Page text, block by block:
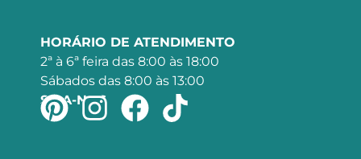
HORÁRIO DE ATENDIMENTO
2ª à 6ª feira das 8:00 às 18:00
Sábados das 8:00 às 13:00
SIGA-NOS